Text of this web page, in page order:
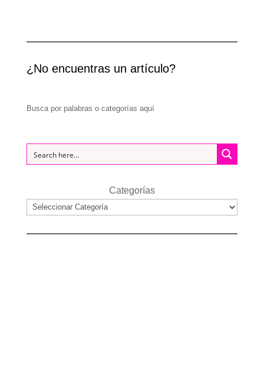
¿No encuentras un artículo?
Busca por palabras o categorías aquí
Categorías